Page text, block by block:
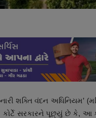
શક્તિ વંદન અધિનિયમ’
સરકારને પૂછ્યું છે કે, આ